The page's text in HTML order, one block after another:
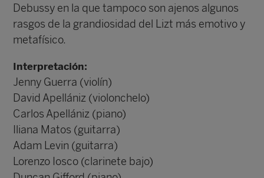
Debussy en la que tampoco son ajenos algunos
rasgos de la grandiosidad del Lizt más emotivo y
metafísico.
Interpretación:
Jenny Guerra (violín)
David Apellániz (violonchelo)
Carlos Apellániz (piano)
Iliana Matos (guitarra)
Adam Levin (guitarra)
Lorenzo Iosco (clarinete bajo)